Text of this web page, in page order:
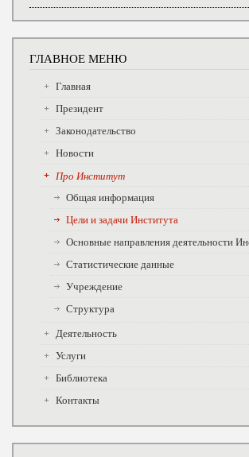
ГЛАВНОЕ МЕНЮ
Главная
Президент
Законодательство
Новости
Про Институт
Общая информация
Цели и задачи Института
Основные направления деятельности
Статистические данные
Учреждение
Структура
Деятельность
Услуги
Библиотека
Контакты